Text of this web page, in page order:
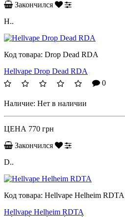
Закончился
H..
Код товара: Drop Dead RDA
Hellvape Drop Dead RDA
0
Наличие: Нет в наличии
ЦЕНА 770 грн
Закончился
D..
Код товара: Hellvape Helheim RDTA
Hellvape Helheim RDTA